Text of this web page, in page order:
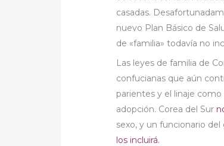
casadas.
nuevo Plan Básico de
de «familia» todavía no
Las leyes de familia de
confucianas que aún
parientes y el linaje
adopción. Corea del Sur
sexo, y un funcionario
los incluirá.